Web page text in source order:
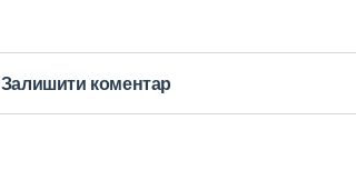
Залишити коментар